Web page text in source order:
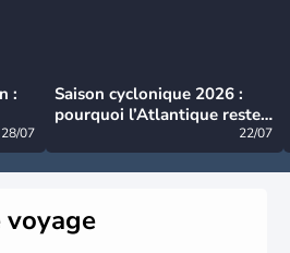
:
28/07
Saison cyclonique 2026 :
pourquoi l’Atlantique reste
22/07
voyage